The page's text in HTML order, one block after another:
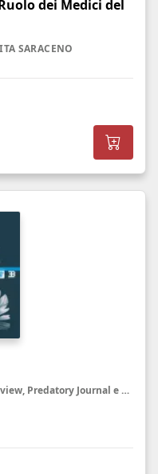
dei Medici del
SARACENO
Impact Factor, Open Access, Peer Review, Predatory Journal e altre creature misteriose